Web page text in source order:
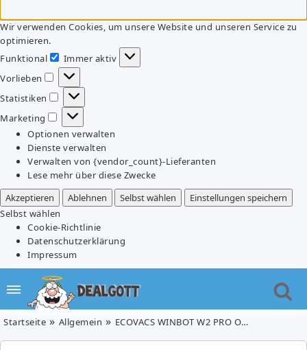
Wir verwenden Cookies, um unsere Website und unseren Service zu
optimieren.
Funktional
Funktional
Immer aktiv
Vorlieben
Vorlieben
Statistiken
Statistiken
Marketing
Marketing
Optionen verwalten
Dienste verwalten
Verwalten von {vendor_count}-Lieferanten
Lese mehr über diese Zwecke
Akzeptieren
Ablehnen Selbst wählen
Einstellungen speichern
Selbst wählen
Cookie-Richtlinie
Datenschutzerklärung
Impressum
Startseite Allgemein ECOVACS WINBOT W2 PRO Omni Fensterputzroboter für 349€ (Vergleich 414,99€)